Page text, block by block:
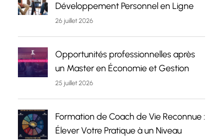
Développement Personnel en Ligne
26 juillet 2026
Opportunités professionnelles après
un Master en Économie et Gestion
25 juillet 2026
Formation de Coach de Vie Reconnue :
Élever Votre Pratique à un Niveau